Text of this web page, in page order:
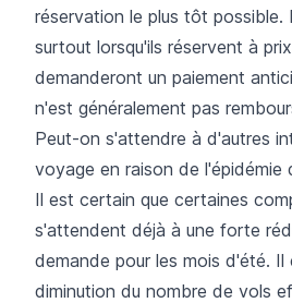
réservation le plus tôt possible.
surtout lorsqu'ils réservent à
demanderont un paiement
n'est généralement pas
Peut-on s'attendre à d'autres
voyage en raison de l'épidémie
Il est certain que certaines
s'attendent déjà à une forte
demande pour les mois d'été. Il
diminution du nombre de vols